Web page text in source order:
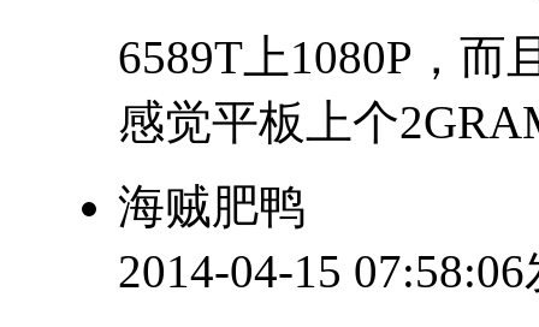
6589T上1080P，而
感觉平板上个
海贼肥鸭
2014-04-15